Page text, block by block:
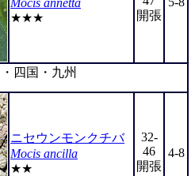
Mocis annetta
★★★
開張
四国・九州
ニセウンモンクチバ
Mocis ancilla
★★
32-
46
開張
4-8